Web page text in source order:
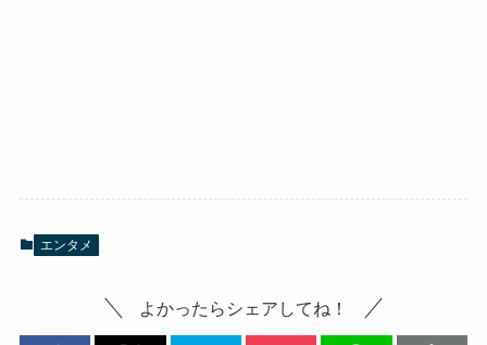
エンタメ
よかったらシェアしてね！